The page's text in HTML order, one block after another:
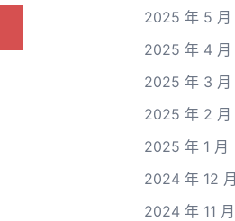
2025 年 5 月
2025 年 4 月
2025 年 3 月
2025 年 2 月
2025 年 1 月
2024 年 12 月
2024 年 11 月